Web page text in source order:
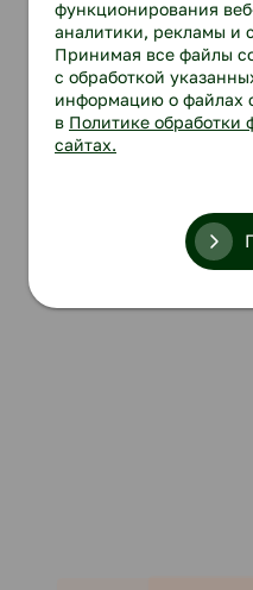
функционирования
аналитики, рекламы и
Принимая все файлы
с обработкой
информацию о файлах
в Политике обработки
сайтах.